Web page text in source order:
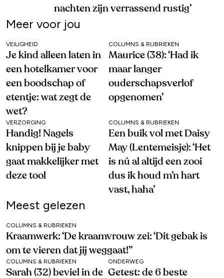
nachten zijn verrassend rustig’
Meer voor jou
VEILIGHEID
Je kind alleen laten in
een hotelkamer voor
een boodschap of
etentje: wat zegt de
wet?
COLUMNS & RUBRIEKEN
Maurice (38): ‘Had ik
maar langer
ouderschapsverlof
opgenomen’
VERZORGING
Handig! Nagels
knippen bij je baby
gaat makkelijker met
deze tool
COLUMNS & RUBRIEKEN
Een buik vol met Daisy
May (Lentemeisje): ‘Het
is nú al altijd een zooi
dus ik houd m’n hart
vast, haha’
Meest gelezen
COLUMNS & RUBRIEKEN
Kraamwerk: ‘De kraamvrouw zei: ‘Dit gebak is
om te vieren dat jij weggaat!’’
COLUMNS & RUBRIEKEN
Sarah (32) beviel in de
ONDERWEG
Getest: de 6 beste